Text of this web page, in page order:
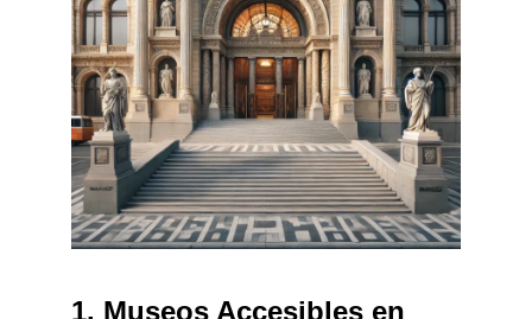
1. Museos Accesibles en